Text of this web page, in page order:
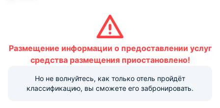
Обратите внимание, что информация на странице может
быть предоставлена объектом размещения не в полной
мере. За подробной информацией об услугах и удобствах
рекомендуем обратиться в отель. Прямые контакты
Условия и правила проживания:
Размещение информации о предоставлении услуг
средства размещения приостановлено!
Но не волнуйтесь, как только отель пройдёт
классификацию, вы сможете его забронировать.